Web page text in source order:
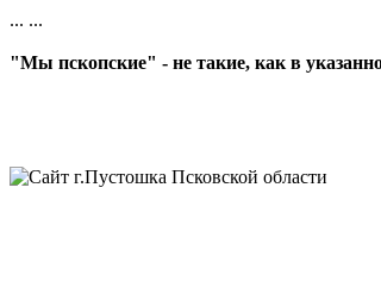
... ...
"Мы пскопские" - не такие, как в